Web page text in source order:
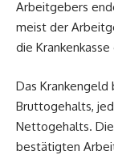
Arbeitgebers
meist der
die Krankenkasse
Das
Bruttogehalts,
Nettogehalts.
bestätigten